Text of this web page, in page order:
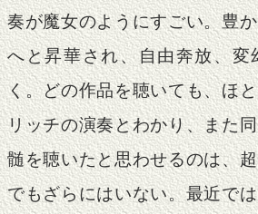
奏が魔女のようにすごい。豊
へと昇華され、自由奔放、変
く。どの作品を聴いても、ほ
リッチの演奏とわかり、また
髄を聴いたと思わせるのは、
でもざらにはいない。最近で